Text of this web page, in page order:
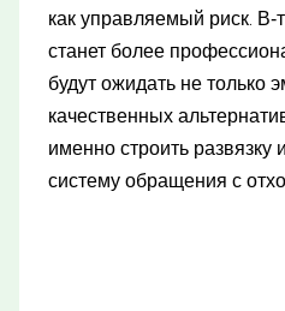
как управляемый риск.
станет более
будут ожидать не только
качественных
именно строить
систему обращения с